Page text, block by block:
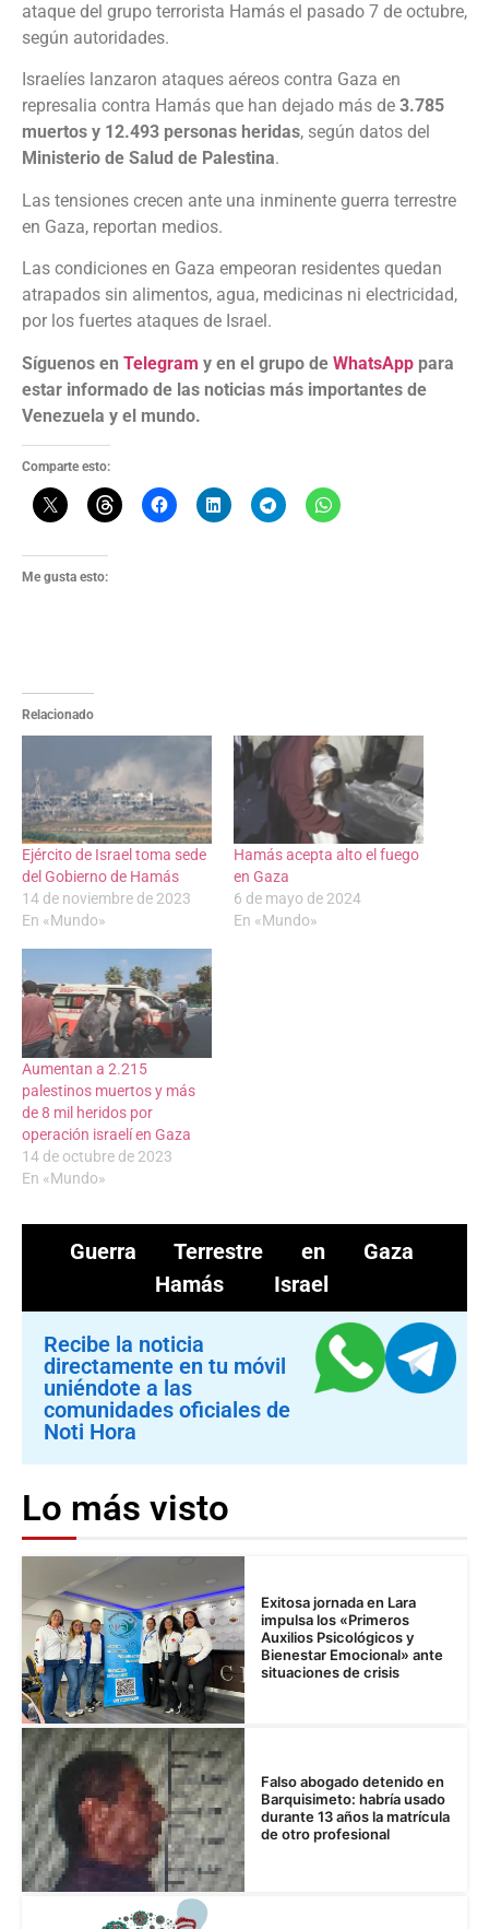
ataque del grupo terrorista Hamás el pasado 7 de octubre,
según autoridades.
Israelíes lanzaron ataques aéreos contra Gaza en
represalia contra Hamás que han dejado más de 3.785
muertos y 12.493 personas heridas, según datos del
Ministerio de Salud de Palestina.
Las tensiones crecen ante una inminente guerra terrestre
en Gaza, reportan medios.
Las condiciones en Gaza empeoran residentes quedan
atrapados sin alimentos, agua, medicinas ni electricidad,
por los fuertes ataques de Israel.
Síguenos en Telegram y en el grupo de WhatsApp para
estar informado de las noticias más importantes de
Venezuela y el mundo.
Comparte esto:
Me gusta esto:
Relacionado
Ejército de Israel toma sede
del Gobierno de Hamás
14 de noviembre de 2023
En «Mundo»
Hamás acepta alto el fuego
en Gaza
6 de mayo de 2024
En «Mundo»
Aumentan a 2.215
palestinos muertos y más
de 8 mil heridos por
operación israelí en Gaza
14 de octubre de 2023
En «Mundo»
Guerra Terrestre en Gaza
Hamás
Israel
Recibe la noticia
directamente en tu móvil
uniéndote a las
comunidades oficiales de
Noti Hora
Lo más visto
Exitosa jornada en Lara
impulsa los «Primeros
Auxilios Psicológicos y
Bienestar Emocional» ante
situaciones de crisis
Falso abogado detenido en
Barquisimeto: habría usado
durante 13 años la matrícula
de otro profesional